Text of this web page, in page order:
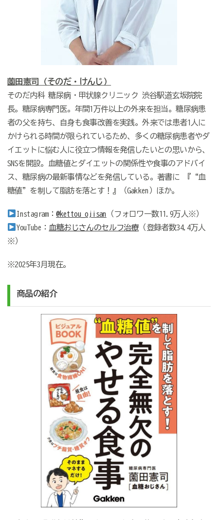
薗田憲司（そのだ・けんじ）
そのだ内科 糖尿病・甲状腺クリニック 渋谷駅道玄坂院院
長。糖尿病専門医。年間1万件以上の外来を担当。糖尿病患
者の父を持ち、自身も食事改善を実践。外来では患者1人に
かけられる時間が限られているため、多くの糖尿病患者やダ
イエットに悩む人に役立つ情報を発信したいとの思いから、
SNSを開設。血糖値とダイエットの関係性や食事のアドバイ
ス、糖尿病の最新事情などを発信している。著書に 『“血
糖値”を制して脂肪を落とす！』（Gakken）ほか。
Instagram：@kettou_ojisan
（フォロワー数11.9万人※）
YouTube： 血糖おじさんのセルフ治療（登録者数34.4万人
※）
※2025年3月現在。
商品の紹介